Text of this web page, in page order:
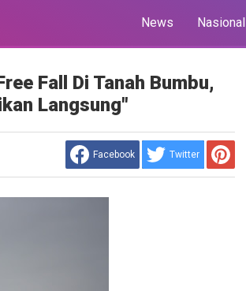
News Nasional
Fall Di Tanah Bumbu,
Langsung"
Facebook Twitter